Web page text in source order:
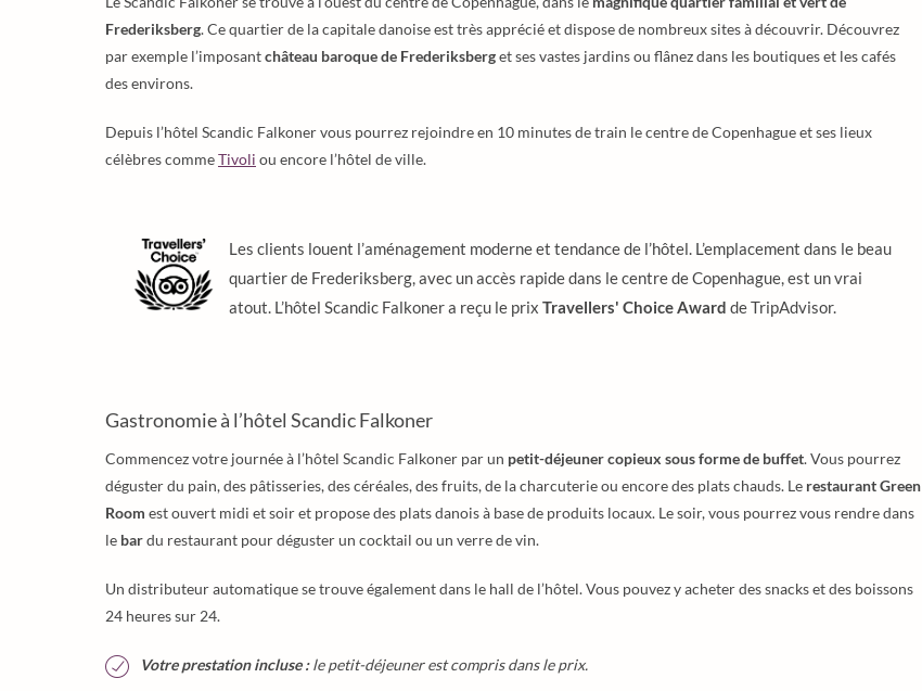
Frederiksberg. Ce quartier de la capitale danoise est très apprécié et dispose de nombreux sites à découvrir. Découvrez
par exemple l’imposantchâteau baroque de Frederiksberget ses vastes jardins ou flânez dans les boutiques et les cafés
des environs.
Depuis l’hôtel Scandic Falkoner vous pourrez rejoindre en 10 minutes de train le centre de Copenhague et ses lieux
célèbres commeTivoli ou encore l’hôtel de ville.
Les clients louent l’aménagement moderne et tendance de l’hôtel. L’emplacement dans le beau
quartier de Frederiksberg, avec un accès rapide dans le centre de Copenhague, est un vrai
atout. L’hôtel Scandic Falkoner a reçu le prix Travellers' Choice Award de TripAdvisor.
Gastronomie à l’hôtel Scandic Falkoner
Commencez votre journée à l’hôtel Scandic Falkoner par un petit-déjeuner copieux sous forme de buffet. Vous pourrez
déguster du pain, des pâtisseries, des céréales, des fruits, de la charcuterie ou encore des plats chauds. Le restaurant Green
Room est ouvert midi et soir et propose des plats danois à base de produits locaux. Le soir, vous pourrez vous rendre dans
le bardu restaurant pour déguster un cocktail ou un verre de vin.
Un distributeur automatique se trouve également dans le hall de l’hôtel. Vous pouvez y acheter des snacks et des boissons
24 heures sur 24.
Votre prestation incluse :le petit-déjeuner est compris dans le prix.